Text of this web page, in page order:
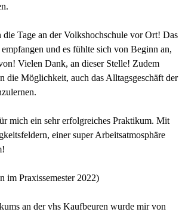
die Tage an der Volkshochschule vor Ort! Das
und es fühlte sich von Beginn an,
Vielen Dank, an dieser Stelle! Zudem
die Möglichkeit, auch das Alltagsgeschäft der
mich ein sehr erfolgreiches Praktikum. Mit
einer super Arbeitsatmosphäre
im Praxissemester 2022)
an der vhs Kaufbeuren wurde mir von